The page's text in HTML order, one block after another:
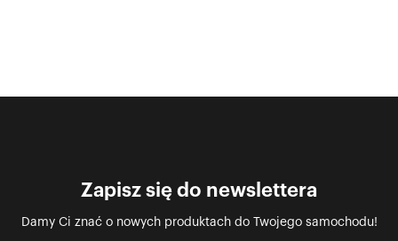
Zapisz się do newslettera
Damy Ci znać o nowych produktach do Twojego samochodu!